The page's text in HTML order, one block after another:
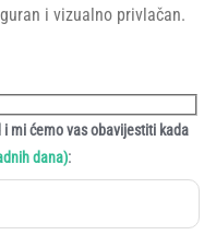
i vizualno privlačan.
mi ćemo vas obavijestiti kada
dana):